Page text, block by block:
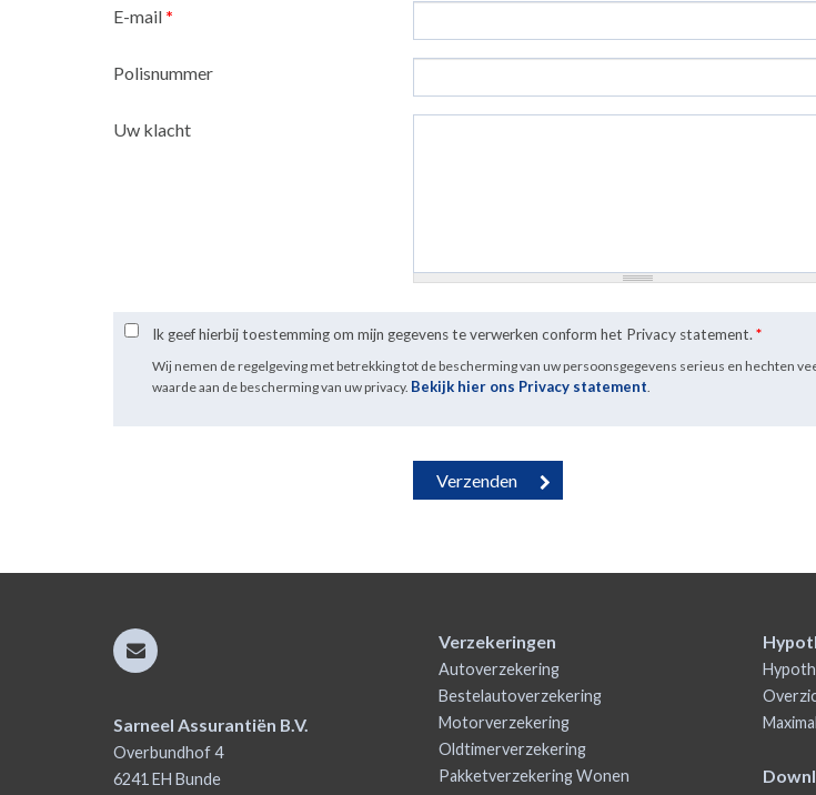
E-mail *
Polisnummer
Uw klacht
Ik geef hierbij toestemming om mijn gegevens te verwerken conform het Privacy statement.*
Wij nemen de regelgeving met betrekking tot de bescherming van uw persoonsgegevens serieus en hechten
waarde aan de bescherming van uw privacy. Bekijk hier ons Privacy statement.
Sarneel Assurantiën B.V.
Overbundhof 4
6241 EH Bunde
Verzekeringen
Autoverzekering
Bestelautoverzekering
Motorverzekering
Oldtimerverzekering
Pakketverzekering Wonen